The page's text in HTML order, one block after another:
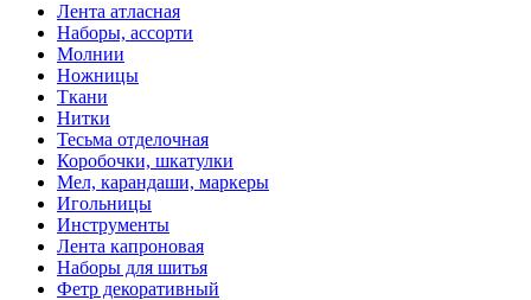
Лента атласная
Наборы, ассорти
Молнии
Ножницы
Ткани
Нитки
Тесьма отделочная
Коробочки, шкатулки
Мел, карандаши, маркеры
Игольницы
Инструменты
Лента капроновая
Наборы для шитья
Фетр декоративный